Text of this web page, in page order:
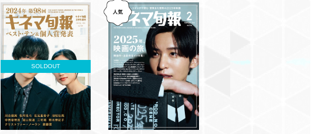
SOLDOUT